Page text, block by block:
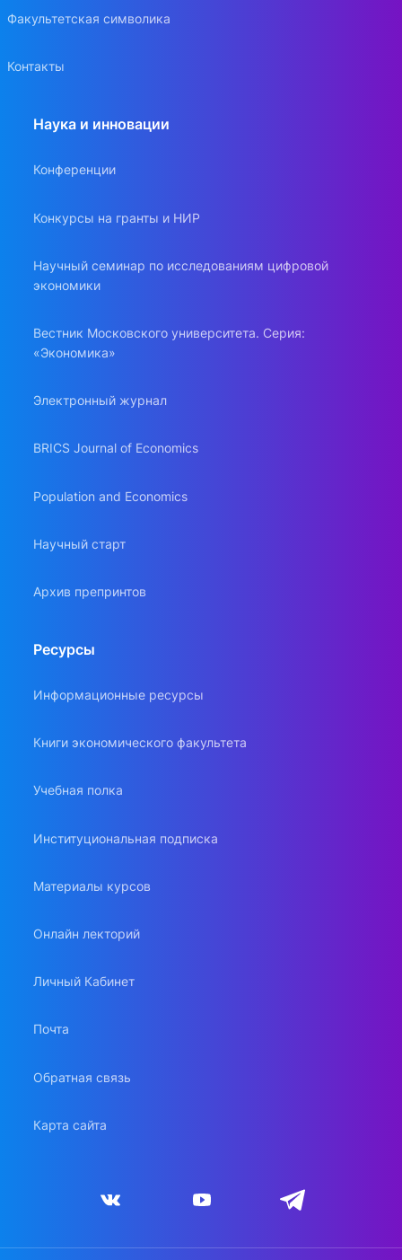
Факультетская символика
Контакты
Наука и инновации
Конференции
Конкурсы на гранты и НИР
Научный семинар по исследованиям цифровой
экономики
Вестник Московского университета. Серия:
«Экономика»
Электронный журнал
BRICS Journal of Economics
Population and Economics
Научный старт
Архив препринтов
Ресурсы
Информационные ресурсы
Книги экономического факультета
Учебная полка
Институциональная подписка
Материалы курсов
Онлайн лекторий
Личный Кабинет
Почта
Обратная связь
Карта сайта